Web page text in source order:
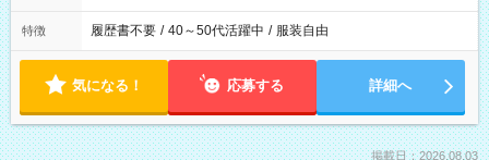
特徴 履歴書不要 / 40～50代活躍中 / 服装自由
気になる！ 応募する 詳細へ
掲載日：2026.08.03